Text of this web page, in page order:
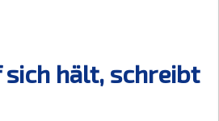
sich hält, schreibt